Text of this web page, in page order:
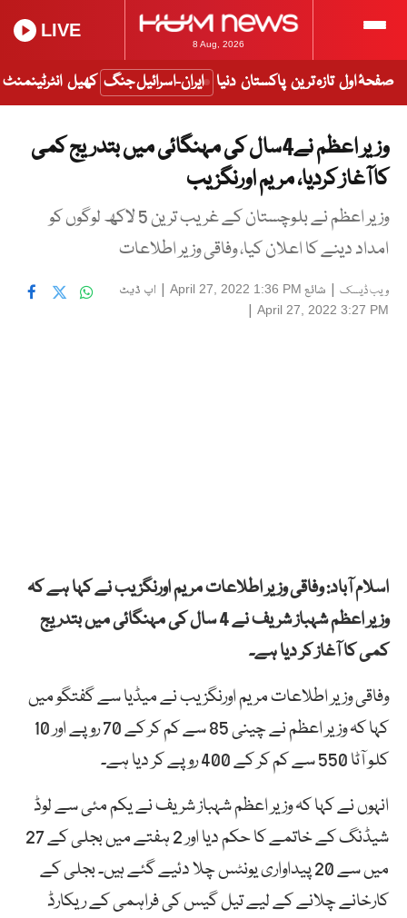
8 Aug, 2026
LIVE
صفحۂ اول تازہ ترین پاکستان دنیا ایران-اسرائیل جنگ کھیل انٹرٹینمنٹ
وزیر اعظم نے4سال کی مہنگائی میں بتدریج کمی
کا آغاز کردیا، مریم اورنگزیب
وزیر اعظم نے بلوچستان کے غریب ترین 5 لاکھ لوگوں کو
امداد دینے کا اعلان کیا، وفاقی وزیر اطلاعات
ویب ڈیسک | شائع April 27, 2022 1:36 PM
| اپ ڈیٹ
April 27, 2022 3:27 PM
|
اسلام آباد: وفاقی وزیر اطلاعات مریم اورنگزیب نے کہا ہے کہ
وزیر اعظم شہباز شریف نے 4 سال کی مہنگائی میں بتدریج
کمی کا آغاز کر دیا ہے۔
وفاقی وزیر اطلاعات مریم اورنگزیب نے میڈیا سے گفتگو میں
کہا کہ وزیر اعظم نے چینی 85 سے کم کر کے 70 روپے اور 10
کلو آٹا 550 سے کم کر کے 400 روپے کر دیا ہے۔
انہوں نے کہا کہ وزیر اعظم شہباز شریف نے یکم مئی سے لوڈ
شیڈنگ کے خاتمے کا حکم دیا اور 2 ہفتے میں بجلی کے 27
میں سے 20 پیداواری یونٹس چلا دئیے گئے ہیں۔ بجلی کے
کارخانے چلانے کے لیے تیل گیس کی فراہمی کے ریکارڈ